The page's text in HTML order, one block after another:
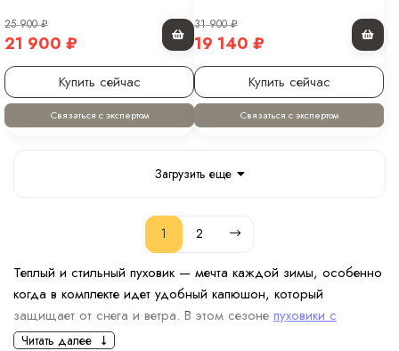
25 900₽
21 900 ₽
Купить сейчас
Связаться с экспертом
31 900₽
19 140 ₽
Купить сейчас
Связаться с экспертом
Загрузить еще
1 2
Теплый и стильный пуховик — мечта каждой зимы, особенно
когда в комплекте идет удобный капюшон, который
защищает от снега и ветра. В этом сезоне пуховики с
капюшоном для женщин
Читать далее